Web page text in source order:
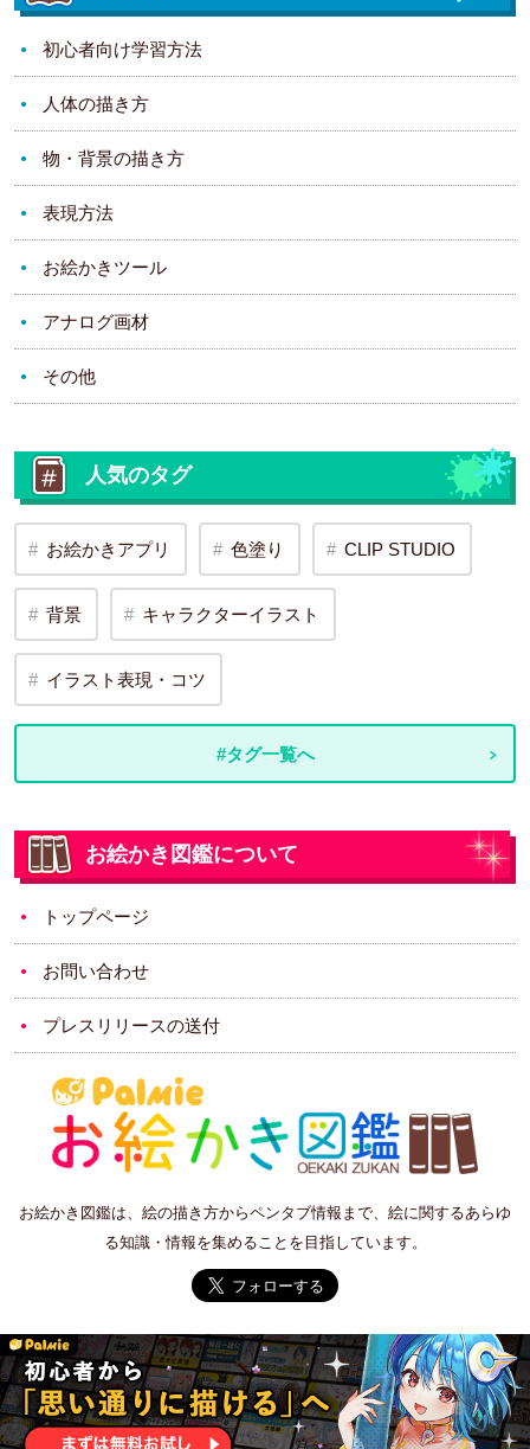
初心者向け学習方法
人体の描き方
物・背景の描き方
表現方法
お絵かきツール
アナログ画材
その他
人気のタグ
お絵かきアプリ 色塗り CLIP STUDIO
背景 キャラクターイラスト
イラスト表現・コツ
#タグ一覧へ
お絵かき図鑑について
トップページ
お問い合わせ
プレスリリースの送付
お絵かき図鑑は、絵の描き方からペンタブ情報まで、絵に関するあらゆ
る知識・情報を集めることを目指しています。